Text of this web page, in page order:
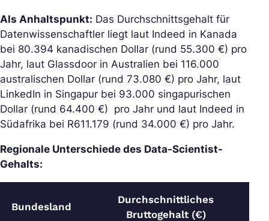
Als Anhaltspunkt: Das Durchschnittsgehalt für
Datenwissenschaftler liegt laut Indeed in Kanada
bei 80.394 kanadischen Dollar (rund 55.300 €) pro
Jahr, laut Glassdoor in Australien bei 116.000
australischen Dollar (rund 73.080 €) pro Jahr, laut
LinkedIn in Singapur bei 93.000 singapurischen
Dollar (rund 64.400 €) pro Jahr und laut Indeed in
Südafrika bei R611.179 (rund 34.000 €) pro Jahr.
Regionale Unterschiede des Data-Scientist-
Gehalts:
Bundesland
Durchschnittliches
Bruttogehalt (€)